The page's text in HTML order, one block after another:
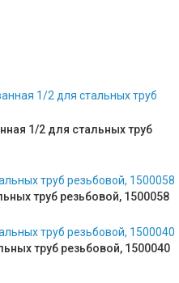
1/2 для стальных труб
труб резьбовой, 1500058
труб резьбовой, 1500040